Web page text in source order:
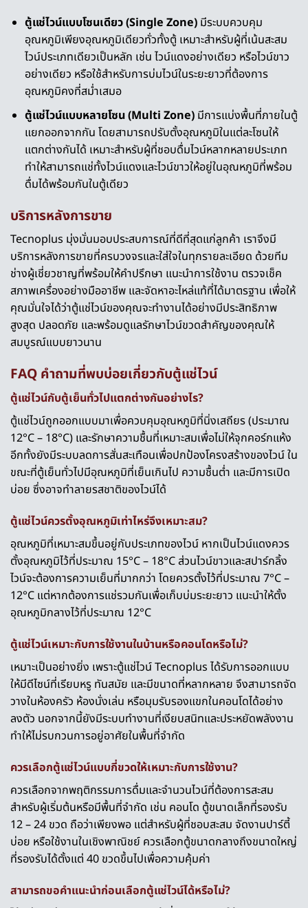
ตู้แช่ไวน์แบบโซนเดียว (Single Zone) มีระบบควบคุม
อุณหภูมิเพียงอุณหภูมิเดียวทั่วทั้งตู้ เหมาะสำหรับผู้ที่เน้นสะสม
ไวน์ประเภทเดียวเป็นหลัก เช่น ไวน์แดงอย่างเดียว หรือไวน์ขาว
อย่างเดียว หรือใช้สำหรับการบ่มไวน์ในระยะยาวที่ต้องการ
อุณหภูมิคงที่สม่ำเสมอ
ตู้แช่ไวน์แบบหลายโซน (Multi Zone) มีการแบ่งพื้นที่ภายในตู้
แยกออกจากกัน โดยสามารถปรับตั้งอุณหภูมิในแต่ละโซนให้
แตกต่างกันได้ เหมาะสำหรับผู้ที่ชอบดื่มไวน์หลากหลายประเภท
ทำให้สามารถแช่ทั้งไวน์แดงและไวน์ขาวให้อยู่ในอุณหภูมิที่พร้อม
ดื่มได้พร้อมกันในตู้เดียว
บริการหลังการขาย
Tecnoplus มุ่งมั่นมอบประสบการณ์ที่ดีที่สุดแก่ลูกค้า เราจึงมี
บริการหลังการขายที่ครบวงจรและใส่ใจในทุกรายละเอียด ด้วยทีม
ช่างผู้เชี่ยวชาญที่พร้อมให้คำปรึกษา แนะนำการใช้งาน ตรวจเช็ค
สภาพเครื่องอย่างมืออาชีพ และจัดหาอะไหล่แท้ที่ได้มาตรฐาน เพื่อให้
คุณมั่นใจได้ว่าตู้แช่ไวน์ของคุณจะทำงานได้อย่างมีประสิทธิภาพ
สูงสุด ปลอดภัย และพร้อมดูแลรักษาไวน์ขวดสำคัญของคุณให้
สมบูรณ์แบบยาวนาน
FAQ คำถามที่พบบ่อยเกี่ยวกับตู้แช่ไวน์
ตู้แช่ไวน์กับตู้เย็นทั่วไปแตกต่างกันอย่างไร?
ตู้แช่ไวน์ถูกออกแบบมาเพื่อควบคุมอุณหภูมิที่นิ่งเสถียร (ประมาณ
12°C – 18°C) และรักษาความชื้นที่เหมาะสมเพื่อไม่ให้จุกคอร์กแห้ง
อีกทั้งยังมีระบบลดการสั่นสะเทือนเพื่อปกป้องโครงสร้างของไวน์ ใน
ขณะที่ตู้เย็นทั่วไปมีอุณหภูมิที่เย็นเกินไป ความชื้นต่ำ และมีการเปิด
บ่อย ซึ่งอาจทำลายรสชาติของไวน์ได้
ตู้แช่ไวน์ควรตั้งอุณหภูมิเท่าไหร่จึงเหมาะสม?
อุณหภูมิที่เหมาะสมขึ้นอยู่กับประเภทของไวน์ หากเป็นไวน์แดงควร
ตั้งอุณหภูมิไว้ที่ประมาณ 15°C – 18°C ส่วนไวน์ขาวและสปาร์กลิ้ง
ไวน์จะต้องการความเย็นที่มากกว่า โดยควรตั้งไว้ที่ประมาณ 7°C –
12°C แต่หากต้องการแช่รวมกันเพื่อเก็บบ่มระยะยาว แนะนำให้ตั้ง
อุณหภูมิกลางไว้ที่ประมาณ 12°C
ตู้แช่ไวน์เหมาะกับการใช้งานในบ้านหรือคอนโดหรือไม่?
เหมาะเป็นอย่างยิ่ง เพราะตู้แช่ไวน์ Tecnoplus ได้รับการออกแบบ
ให้มีดีไซน์ที่เรียบหรู ทันสมัย และมีขนาดที่หลากหลาย จึงสามารถจัด
วางในห้องครัว ห้องนั่งเล่น หรือมุมรับรองแขกในคอนโดได้อย่าง
ลงตัว นอกจากนี้ยังมีระบบทำงานที่เงียบสนิทและประหยัดพลังงาน
ทำให้ไม่รบกวนการอยู่อาศัยในพื้นที่จำกัด
ควรเลือกตู้แช่ไวน์แบบกี่ขวดให้เหมาะกับการใช้งาน?
ควรเลือกจากพฤติกรรมการดื่มและจำนวนไวน์ที่ต้องการสะสม
สำหรับผู้เริ่มต้นหรือมีพื้นที่จำกัด เช่น คอนโด ตู้ขนาดเล็กที่รองรับ
12 – 24 ขวด ถือว่าเพียงพอ แต่สำหรับผู้ที่ชอบสะสม จัดงานปาร์ตี้
บ่อย หรือใช้งานในเชิงพาณิชย์ ควรเลือกตู้ขนาดกลางถึงขนาดใหญ่
ที่รองรับได้ตั้งแต่ 40 ขวดขึ้นไปเพื่อความคุ้มค่า
สามารถขอคำแนะนำก่อนเลือกตู้แช่ไวน์ได้หรือไม่?